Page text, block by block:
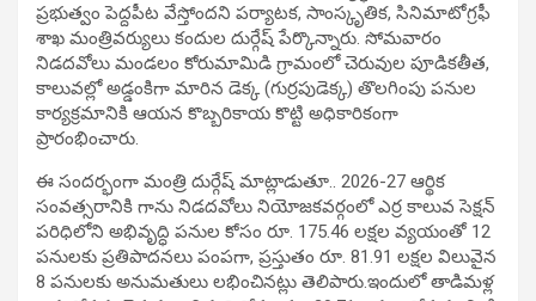
ప్రభుత్వం పెద్దపీట వేస్తోందని పర్యాటక, సాంస్కృతిక, సినిమాటోగ్రఫీ
శాఖ మంత్రివర్యులు కందుల దుర్గేష్ పేర్కొన్నారు. సోమవారం
నిడదవోలు మండలం కోరుమామిడి గ్రామంలో చెరువుల పూడికతీత,
కాలువల్లో అడ్డంకిగా మారిన డెక్క (గుర్రపుడెక్క) తొలగింపు పనుల
కార్యక్రమానికి ఆయన కొబ్బరికాయ కొట్టి అధికారికంగా
ప్రారంభించారు.
ఈ సందర్భంగా మంత్రి దుర్గేష్ మాట్లాడుతూ.. 2026-27 ఆర్థిక
సంవత్సరానికి గాను నిడదవోలు నియోజకవర్గంలో ఎర్ర కాలువ సెక్షన్
పరిధిలోని అభివృద్ధి పనుల కోసం రూ. 175.46 లక్షల వ్యయంతో 12
పనులకు ప్రతిపాదనలు పంపగా, ప్రస్తుతం రూ. 81.91 లక్షల విలువైన
8 పనులకు అనుమతులు లభించినట్లు తెలిపారు.ఇందులో తాడిమళ్ల